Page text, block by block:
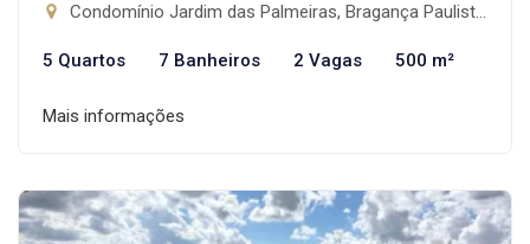
Condomínio Jardim das Palmeiras, Bragança Paulista-SP
5 Quartos 7 Banheiros 2 Vagas 500 m²
Mais informações